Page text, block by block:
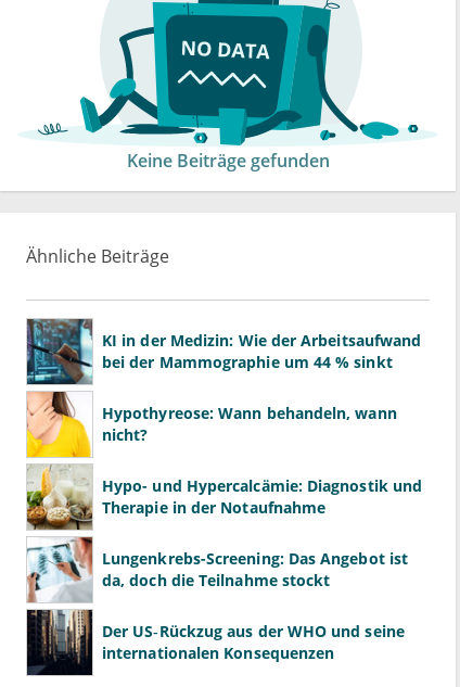
Keine Beiträge gefunden
Ähnliche Beiträge
KI in der Medizin: Wie der Arbeitsaufwand
bei der Mammographie um 44 % sinkt
Hypothyreose: Wann behandeln, wann
nicht?
Hypo- und Hypercalcämie: Diagnostik und
Therapie in der Notaufnahme
Lungenkrebs-Screening: Das Angebot ist
da, doch die Teilnahme stockt
Der US‑Rückzug aus der WHO und seine
internationalen Konsequenzen